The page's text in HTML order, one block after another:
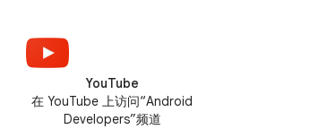
YouTube
在 YouTube 上访问“Android
Developers”频道